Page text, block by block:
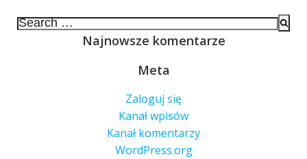
Search
Najnowsze komentarze
Meta
Zaloguj się
Kanał wpisów
Kanał komentarzy
WordPress.org